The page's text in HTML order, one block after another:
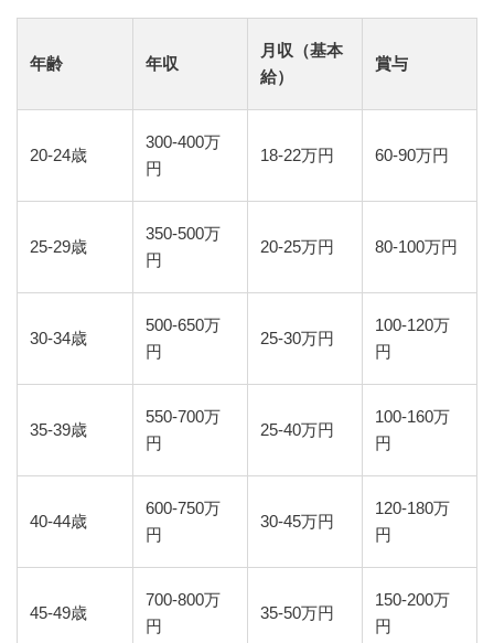
年齢 年収
月収（基本
給）
賞与
20-24歳
300-400万
円
18-22万円 60-90万円
25-29歳
350-500万
円
20-25万円 80-100万円
30-34歳
500-650万
円
25-30万円
100-120万
円
35-39歳
550-700万
円
25-40万円
100-160万
円
40-44歳
600-750万
円
30-45万円
120-180万
円
45-49歳
700-800万
円
35-50万円
150-200万
円